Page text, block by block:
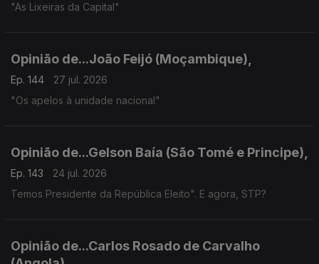
"As Lixeiras da Capital"
Opinião de...João Feijó (Moçambique),
Ep. 144
27 jul. 2026
"Os apelos à unidade nacional"
Opinião de...Gelson Baía (São Tomé e Principe),
Ep. 143
24 jul. 2026
Temos Presidente da República Eleito". E agora, STP?
Opinião de...Carlos Rosado de Carvalho